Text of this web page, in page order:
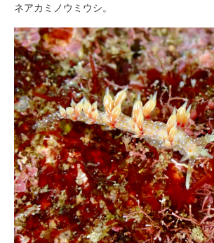
ネアカミノウミウシ。